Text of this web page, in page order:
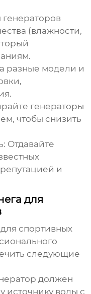
(влажности,
разные модели и
генераторы
чтобы снизить
Отдавайте
и
для
спортивных
следующие
должен
источнику воды с